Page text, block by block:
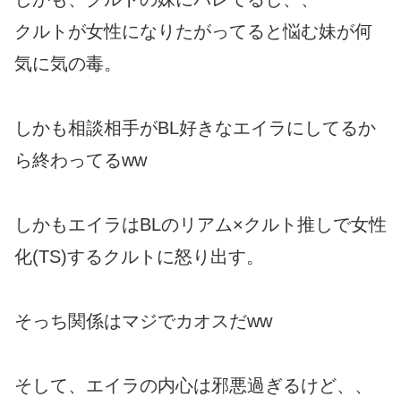
クルトが女性になりたがってると悩む妹が何
気に気の毒。
しかも相談相手がBL好きなエイラにしてるか
ら終わってるww
しかもエイラはBLのリアム×クルト推しで女性
化(TS)するクルトに怒り出す。
そっち関係はマジでカオスだww
そして、エイラの内心は邪悪過ぎるけど、、